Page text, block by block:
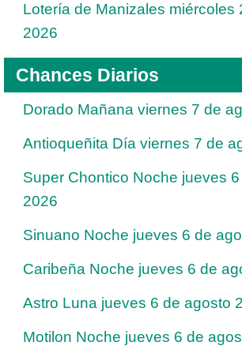
Lotería de Manizales miércoles
2026
Chances Diarios
Dorado Mañana viernes 7 de
Antioqueñita Día viernes 7 de
Super Chontico Noche jueves
2026
Sinuano Noche jueves 6 de
Caribeña Noche jueves 6 de
Astro Luna jueves 6 de agosto
Motilon Noche jueves 6 de